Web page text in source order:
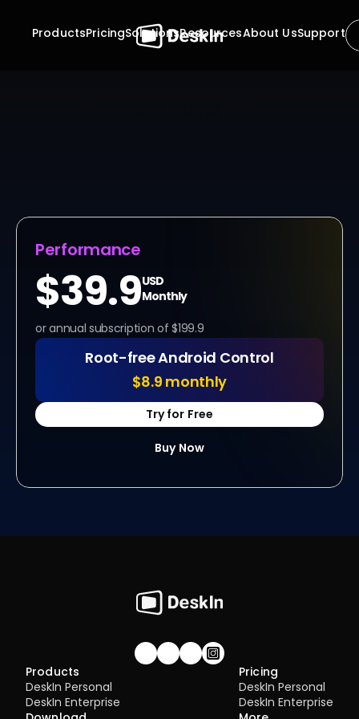
maintenance man o mid-day productivity, ang kontrol
$39.9USD
Monthly
or annual subscription of $199.9
Performance
Root-free Android Control
$8.9 monthly
Try for Free
Buy Now
Join our community!
Products
DeskIn Personal
DeskIn Enterprise
Pricing
DeskIn Personal
DeskIn Enterprise
ProductsPricing Resources
Solutions About UsSupport